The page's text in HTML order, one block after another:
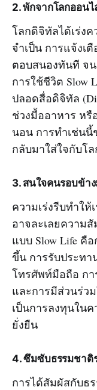
2. พักจากโลกออน
โลกดิจิทัลได้เร่งค
จำเป็น การแจ้งเ
ตอบสนองทันที จน
การใช้ชีวิต Slow
ปลอดสื่อดิจิทัล
ช่วงมื้ออาหาร หรื
นอน การทำเช่นนี้
กลับมาใส่ใจกับโ
3. สนใจคนรอบข้า
ความเร่งรีบทำให้
อาจละเลยความ
แบบ Slow Life คื
ขึ้น การรับประท
โทรศัพท์มือถือ ก
และการมีส่วนร่ว
เป็นการลงทุนใน
ยั่งยืน
4. ซึมซับธรรมชาติ
การได้สัมผัสกับธ